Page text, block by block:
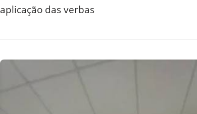
aplicação das verbas